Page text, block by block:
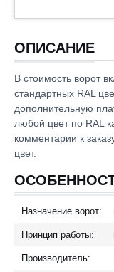
ОПИСАНИЕ
В стоимость ворот
стандартных RAL
дополнительную
любой цвет по RAL
комментарии к
цвет.
Назначение ворот:
Принцип работы:
Производитель: